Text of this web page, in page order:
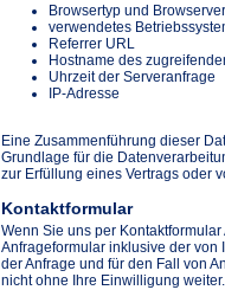
Browsertyp und
verwendetes
Referrer URL
Hostname des
Uhrzeit der Serveranfrage
IP-Adresse
Eine Zusammenführung dieser
Grundlage für die
zur Erfüllung eines Vertrags oder
Kontaktformular
Wenn Sie uns per
Anfrageformular inklusive der von
der Anfrage und für den Fall von
nicht ohne Ihre Einwilligung weiter.